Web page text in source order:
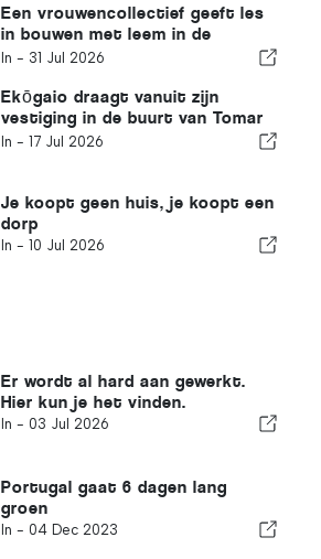
Een vrouwencollectief geeft les
in bouwen met leem in de
Alentejo
In - 31 Jul 2026
Ekōgaio draagt vanuit zijn
vestiging in de buurt van Tomar
bij aan het herstel van het
In - 17 Jul 2026
Je koopt geen huis, je koopt een
dorp
In - 10 Jul 2026
Er wordt al hard aan gewerkt.
Hier kun je het vinden.
In - 03 Jul 2026
Portugal gaat 6 dagen lang
groen
In - 04 Dec 2023